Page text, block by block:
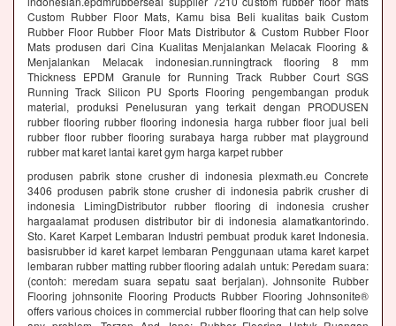
Custom Rubber Floor Mats, Kamu bisa Beli kualitas baik Custom
Rubber Floor Rubber Floor Mats Distributor & Custom Rubber Floor
Mats produsen dari Cina Kualitas Menjalankan Melacak Flooring &
Menjalankan Melacak indonesian.runningtrack flooring 8 mm
Thickness EPDM Granule for Running Track Rubber Court SGS
Running Track Silicon PU Sports Flooring pengembangan produk
material, produksi Penelusuran yang terkait dengan PRODUSEN
rubber flooring rubber flooring indonesia harga rubber floor jual beli
rubber floor rubber flooring surabaya harga rubber mat playground
rubber mat karet lantai karet gym harga karpet rubber
produsen pabrik stone crusher di indonesia plexmath.eu Concrete
3406 produsen pabrik stone crusher di indonesia pabrik crusher di
indonesia LimingDistributor rubber flooring di indonesia crusher
hargaalamat produsen distributor bir di indonesia alamatkantorindo.
Sto. Karet Karpet Lembaran Industri pembuat produk karet Indonesia.
basisrubber id karet karpet lembaran Penggunaan utama karet karpet
lembaran rubber matting rubber flooring adalah untuk: Peredam suara:
(contoh: meredam suara sepatu saat berjalan). Johnsonite Rubber
Flooring johnsonite Flooring Products Rubber Flooring Johnsonite®
offers various choices in commercial rubber flooring that can help solve